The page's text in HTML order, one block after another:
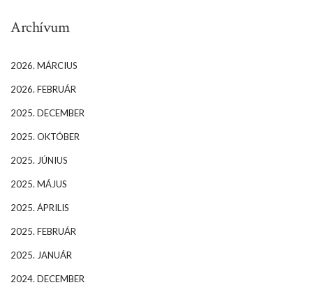
Archívum
2026. MÁRCIUS
2026. FEBRUÁR
2025. DECEMBER
2025. OKTÓBER
2025. JÚNIUS
2025. MÁJUS
2025. ÁPRILIS
2025. FEBRUÁR
2025. JANUÁR
2024. DECEMBER